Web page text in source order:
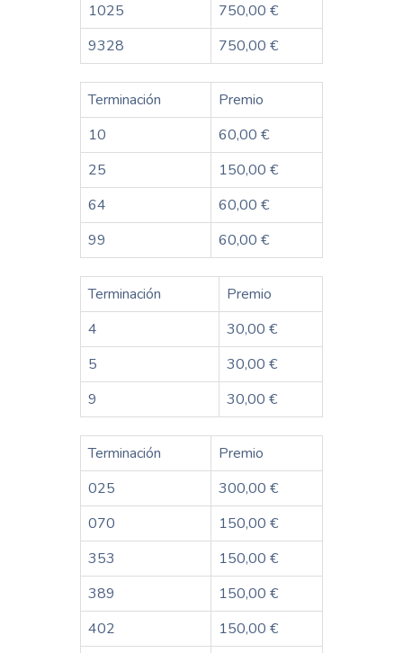
1025
750,00 €
9328
750,00 €
Terminación
Premio
10
60,00 €
25
150,00 €
64
60,00 €
99
60,00 €
Terminación
Premio
4
30,00 €
5
30,00 €
9
30,00 €
Terminación
Premio
025
300,00 €
070
150,00 €
353
150,00 €
389
150,00 €
402
150,00 €